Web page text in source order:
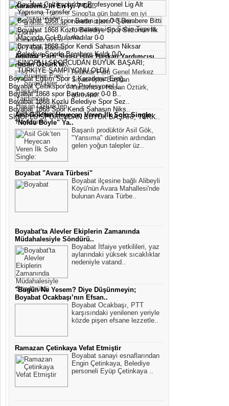
Boyabat Eğitim Spor 1 Karadeniz Ereğ..
Boyabat Çeltikspor'dan Profesyonel L..
Boyabat 1868 spor Bartın spor 0-0 B..
Boyabat 1868 Kozlu Belediye Spor Sez..
Boyabat 1868 Spor Kendi Sahasın Niks..
SİNOPLU SPORCUDAN BÜYÜK BAŞARI; TÜRK..
Karadeniz’in En İyi 7 Gü..
Sinop'ta gün batımı en iyi
nerede izlenir? Şehir
manzarası için Şahin Tepesi,
do..
Anahtar Parti Siyasi İşler Başkan Yardımcısı
Hasan Öztürk'te..
Anahtar Parti Genel Merkez
Siyasi İşler Başkan
Yardımcısı Hasan Öztürk,
görevind..
Asil Gök’ten Heyecan Veren İlk Solo Single:
"Noldu Böyle" Ya..
Başarılı prodüktör Asil Gök,
"Yansıma" düetinin ardından
gelen yoğun talepler üz..
Boyabat "Avara Türbesi"
Boyabat ilçesine bağlı Alibeyli
Köyü'nün Avara Mahallesi'nde
bulunan Avara Türbe..
Boyabat'ta Alevler Ekiplerin Zamanında
Müdahalesiyle Söndürü..
Boyabat İtfaiye yetkilileri, yaz
aylarındaki yüksek sıcaklıklar
nedeniyle vatand..
"Bugün Ne Yesem? Diye Düşünmeyin;
Boyabat Ocakbaşı’nın Efsan..
Boyabat Ocakbaşı, PTT
karşısındaki yenilenen yeriyle
közde pişen efsane lezzetle..
Ramazan Çetinkaya Vefat Etmiştir
Boyabat sanayi esnaflarından
Engin Çetinkaya, Belediye
personeli Eyüp Çetinkaya ..